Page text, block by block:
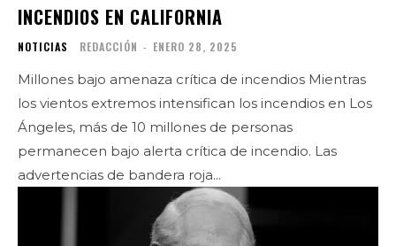
INCENDIOS EN CALIFORNIA
NOTICIAS REDACCIÓN - ENERO 28, 2025
Millones bajo amenaza crítica de incendios Mientras
los vientos extremos intensifican los incendios en Los
Ángeles, más de 10 millones de personas
permanecen bajo alerta crítica de incendio. Las
advertencias de bandera roja...